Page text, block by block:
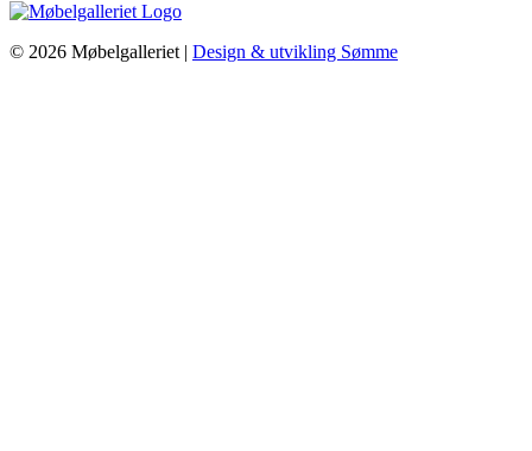
© 2026 Møbelgalleriet | Design & utvikling Sømme